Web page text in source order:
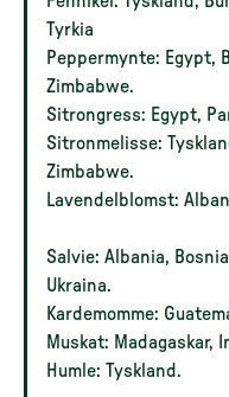
Tyrkia
Peppermynte: Egypt,
Zimbabwe.
Sitrongress: Egypt,
Sitronmelisse:
Zimbabwe.
Lavendelblomst:
Salvie: Albania,
Ukraina.
Kardemomme:
Muskat: Madagaskar,
Humle: Tyskland.